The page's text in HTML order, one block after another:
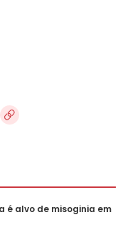
é alvo de misoginia em